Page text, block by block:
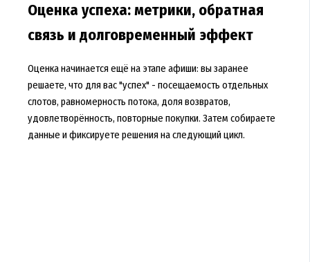
Оценка успеха: метрики, обратная
связь и долговременный эффект
Оценка начинается ещё на этапе афиши: вы заранее
решаете, что для вас "успех" - посещаемость отдельных
слотов, равномерность потока, доля возвратов,
удовлетворённость, повторные покупки. Затем собираете
данные и фиксируете решения на следующий цикл.